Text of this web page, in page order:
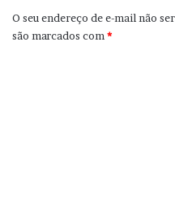
O seu endereço de e-mail não
são marcados com*